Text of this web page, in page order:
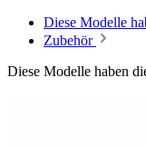
Diese Modelle
Zubehör
Diese Modelle haben